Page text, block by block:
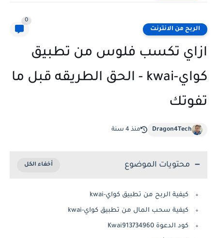
الربح من الانترنت
0
ازاي تكسب فلوس من تطبيق
كواي-kwai - الحق الطريقه قبل ما
تفوتك
Dragon4Tech منذ 4 سنة
محتويات الموضوع
كيفية الربح من تطبيق كواي-kwai
كيفية سحب المال من تطبيق كواي-kwai
كود الدعوة Kwai913734960